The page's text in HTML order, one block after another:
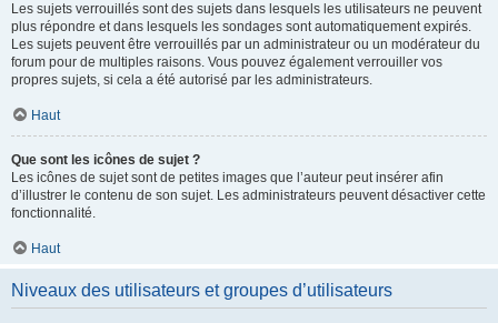
Les sujets verrouillés sont des sujets dans lesquels les utilisateurs ne peuvent
plus répondre et dans lesquels les sondages sont automatiquement expirés.
Les sujets peuvent être verrouillés par un administrateur ou un modérateur du
forum pour de multiples raisons. Vous pouvez également verrouiller vos
propres sujets, si cela a été autorisé par les administrateurs.
Haut
Que sont les icônes de sujet ?
Les icônes de sujet sont de petites images que l’auteur peut insérer afin
d’illustrer le contenu de son sujet. Les administrateurs peuvent désactiver cette
fonctionnalité.
Haut
Niveaux des utilisateurs et groupes d’utilisateurs